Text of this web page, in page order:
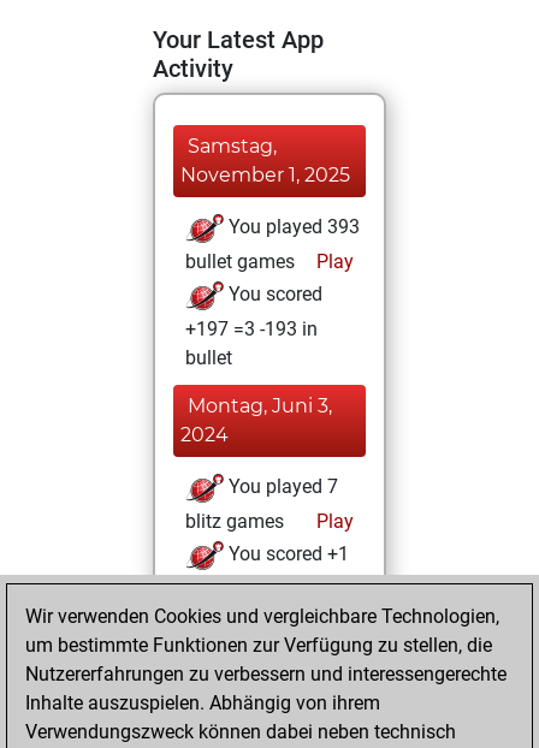
Your Latest App
Activity
Samstag,
November 1, 2025
You played 393
bullet games
Play
You scored
+197 =3 -193 in
bullet
Montag, Juni 3,
2024
You played 7
blitz games
Play
You scored +1
=0 -6 in blitz
Montag, Mai 30,
2022
You achieved a
Wir verwenden Cookies und vergleichbare Technologien,
um bestimmte Funktionen zur Verfügung zu stellen, die
Nutzererfahrungen zu verbessern und interessengerechte
Inhalte auszuspielen. Abhängig von ihrem
Verwendungszweck können dabei neben technisch